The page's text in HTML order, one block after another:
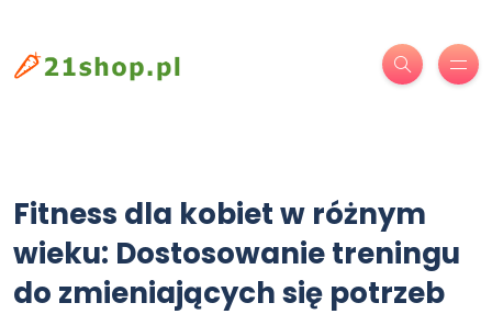
Fitness dla kobiet w różnym
wieku: Dostosowanie treningu
do zmieniających się potrzeb